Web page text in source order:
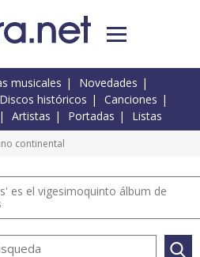
musicales
Novedades
Discos históricos
Canciones
Artistas Portadas Listas
continental
es el vigesimoquinto álbum de